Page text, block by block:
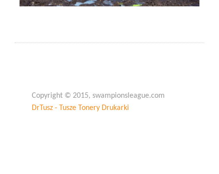
Copyright © 2015, swampionsleague.com
DrTusz - Tusze Tonery Drukarki